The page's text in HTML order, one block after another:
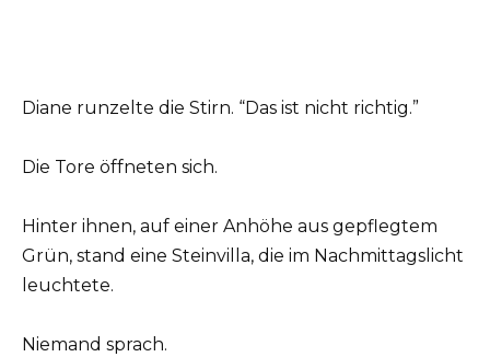
Diane runzelte die Stirn. “Das ist nicht richtig.”
Die Tore öffneten sich.
Hinter ihnen, auf einer Anhöhe aus gepflegtem
Grün, stand eine Steinvilla, die im Nachmittagslicht
leuchtete.
Niemand sprach.